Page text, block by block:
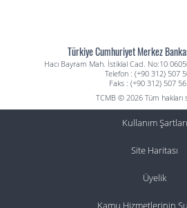
Türkiye Cumhuriyet Merkez
Hacı Bayram Mah. İstiklal Cad. No:10
Telefon : (+90 312) 507
Faks : (+90 312) 507
TCMB © 2026 Tüm hakları
Kullanım Şartları
Site Haritası
Üyelik
Kamu Hizmetlerinin